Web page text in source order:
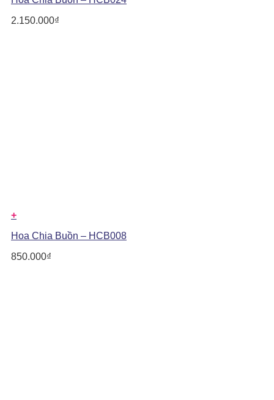
2.150.000₫
+
Hoa Chia Buồn – HCB008
850.000₫